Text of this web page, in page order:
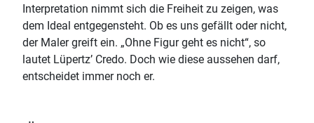
Interpretation nimmt sich die Freiheit zu zeigen, was
dem Ideal entgegensteht. Ob es uns gefällt oder nicht,
der Maler greift ein. „Ohne Figur geht es nicht“, so
lautet Lüpertz’ Credo. Doch wie diese aussehen darf,
entscheidet immer noch er.